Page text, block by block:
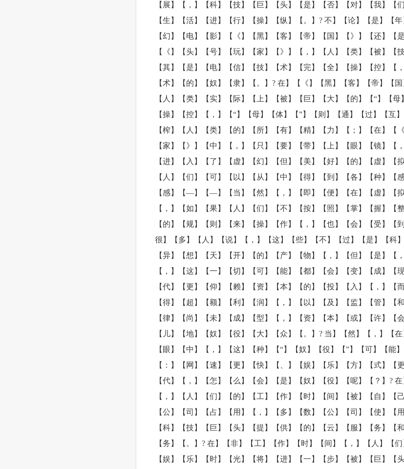
【展】【，】【科】【技】【巨】【头】【是】【否】【对】【我】【
【生】【活】【进】【行】【操】【纵】【。】? 不】【论】【是】【年
【幻】【电】【影】【《】【黑】【客】【帝】【国】【》】【还】【
【《】【头】【号】【玩】【家】【》】【，】【人】【类】【被】【
【其】【是】【电】【信】【技】【术】【完】【全】【操】【控】【
【术】【的】【奴】【隶】【。】? 在】【《】【黑】【客】【帝】【国
【人】【类】【实】【际】【上】【被】【巨】【大】【的】【“】【母
【操】【控】【，】【“】【母】【体】【”】【则】【通】【过】【互
【榨】【人】【类】【的】【所】【有】【精】【力】【；】【在】【
【家】【》】【中】【，】【只】【要】【带】【上】【眼】【镜】【
【进】【入】【了】【虚】【幻】【但】【美】【好】【的】【虚】【
【人】【们】【可】【以】【从】【中】【得】【到】【各】【种】【
【感】【—】【—】【当】【然】【，】【即】【便】【在】【虚】【
【，】【如】【果】【人】【们】【不】【按】【照】【掌】【握】【
【的】【规】【则】【来】【操】【作】【，】【也】【会】【受】【
很】【多】【人】【说】【，】【这】【些】【不】【过】【是】【科
【异】【想】【天】【开】【的】【产】【物】【，】【但】【是】【
【，】【这】【一】【切】【可】【能】【都】【会】【变】【成】【
【代】【更】【仰】【赖】【资】【本】【的】【投】【入】【，】【
【得】【超】【额】【利】【润】【，】【以】【及】【监】【管】【
【律】【尚】【未】【成】【型】【，】【资】【本】【或】【许】【
【儿】【地】【奴】【役】【大】【众】【。】? 当】【然】【，】【在
【眼】【中】【，】【这】【种】【“】【奴】【役】【”】【可】【能
【：】【网】【速】【更】【快】【、】【娱】【乐】【方】【式】【
【代】【，】【怎】【么】【会】【是】【奴】【役】【呢】【？】? 在
【，】【人】【们】【的】【工】【作】【时】【间】【被】【自】【
【公】【司】【占】【用】【，】【多】【数】【公】【司】【使】【
【科】【技】【巨】【头】【提】【供】【的】【云】【服】【务】【
【务】【。】? 在】【非】【工】【作】【时】【间】【，】【人】【们
【娱】【乐】【时】【光】【将】【进】【一】【步】【被】【巨】【